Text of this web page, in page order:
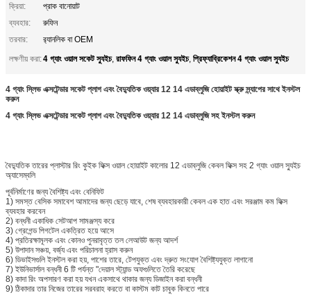
ক্রিয়া:
প্রাক বানোয়াট
ব্যবহার:
রুফিন
তরবার:
র‌্যানলিক বা OEM
লক্ষণীয় করা:4 গ্যাং ওয়াল সকেট স্যুইচ, রাফফিন 4 গ্যাং ওয়াল স্যুইচ, প্রিফ্যাব্রিকেশন 4 গ্যাং ওয়াল স্যুইচ
4 গ্যাং স্লিভ এক্সটেন্ডার সকেট প্লাগ এবং বৈদ্যুতিক ওয়্যার 12 14 এডাব্লুজি হোয়াইট স্ক্রু স্ন্যাপের সাথে ইনস্টল
করুন
4 গ্যাং স্লিভ এক্সটেন্ডার সকেট প্লাগ এবং বৈদ্যুতিক ওয়্যার 12 14 এডাব্লুজি সহ ইনস্টল করুন
বৈদ্যুতিক তারের প্লাস্টার রিং কুইক ফিক্স ওয়াল হোয়াইট কালোর 12 এডাব্লুজি কেবল ফিক্স সহ 2 গ্যাং ওয়াল স্যুইচ
অ্যাসেম্বলি
পূর্বনির্মাণের জন্য বৈশিষ্ট্য এবং বেনিফিট
1) সমস্ত বেসিক সমাবেশ আমাদের জন্য ছেড়ে যাবে, শেষ ব্যবহারকারী কেবল এক হাত এবং সরঞ্জাম কম ফিক্স
ব্যবহার করবেন
2) বন্ধনী একাধিক সেটআপ সামঞ্জস্য করে
3) গ্রেগেন্ড পিগটেল একত্রিত হয়ে আসে
4) প্রতিরক্ষামূলক এবং কোনও পুনরাবৃত্ত তল লেআউট জন্য আদর্শ
5) উপাদান সঞ্চয়, বর্জ্য এবং পরিচালনা হ্রাস করুন
6) ডিভাইসগুলি ইনস্টল করা হয়, পাশের তারে, টেপযুক্ত এবং দ্রুত সংযোগ বৈশিষ্ট্যযুক্ত লাগানো
7) ইউনিভার্সাল বন্ধনী 6 টি পর্যন্ত "দেয়াল স্ট্যান্ড অফগুলিতে তৈরি করেছে
8) কাদা রিং অপসারণ করা হয় যখন একসাথে থাকার জন্য ডিজাইন করা বন্ধনী
9) ঠিকাদার তার নিজের তারের সরবরাহ করতে বা কাস্টম কাট চাবুক কিনতে পারে